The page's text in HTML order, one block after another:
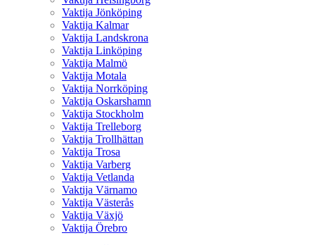
Vaktija Jönköping
Vaktija Kalmar
Vaktija Landskrona
Vaktija Linköping
Vaktija Malmö
Vaktija Motala
Vaktija Norrköping
Vaktija Oskarshamn
Vaktija Stockholm
Vaktija Trelleborg
Vaktija Trollhättan
Vaktija Trosa
Vaktija Varberg
Vaktija Vetlanda
Vaktija Värnamo
Vaktija Västerås
Vaktija Växjö
Vaktija Örebro